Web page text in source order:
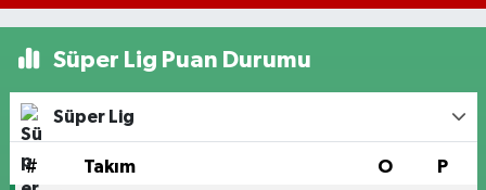
Süper Lig Puan Durumu
Süper Lig
# Takım O P